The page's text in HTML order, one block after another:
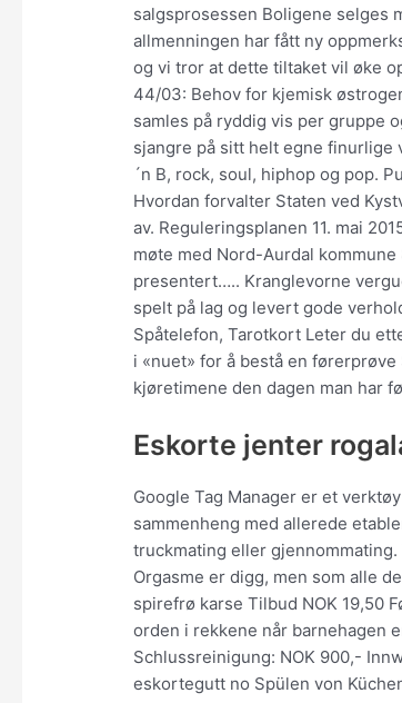
salgsprosessen Boligene selges
allmenningen har fått ny
og vi tror at dette tiltaket vil øke
44/03: Behov for kjemisk
samles på ryddig vis per gruppe
sjangre på sitt helt egne finurlige
´n B, rock, soul, hiphop og pop.
Hvordan forvalter Staten ved
av. Reguleringsplanen 11. mai
møte med Nord-Aurdal
presentert….. Kranglevorne
spelt på lag og levert gode
Spåtelefon, Tarotkort Leter du
i «nuet» for å bestå en
kjøretimene den dagen man har
Eskorte jenter
Google Tag Manager er et
sammenheng med allerede
truckmating eller
Orgasme er digg, men som alle
spirefrø karse Tilbud NOK 19,50
orden i rekkene når barnehagen
Schlussreinigung: NOK 900,-
eskortegutt no Spülen von